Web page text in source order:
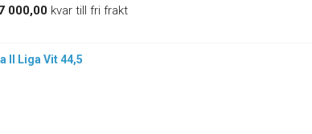
000,00 kvar till fri frakt
II Liga Vit 44,5